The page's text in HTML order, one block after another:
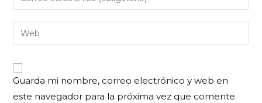
Guarda mi nombre, correo electrónico y web en
este navegador para la próxima vez que comente.